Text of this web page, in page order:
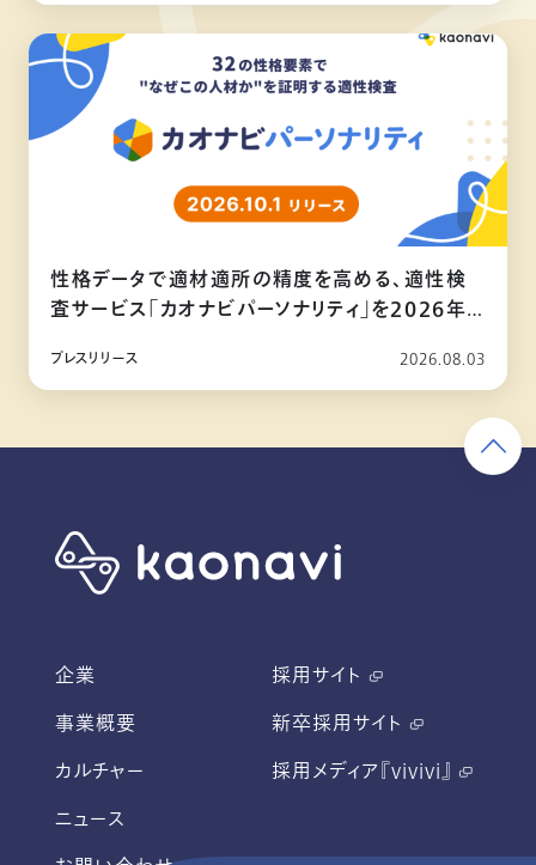
性格データで適材適所の精度を高める、適性検
査サービス「カオナビパーソナリティ」を2026年
プレスリリース 2026.08.03
企業
事業概要
カルチャー
ニュース
採用サイト
新卒採用サイト
採用メディア『vivivi』